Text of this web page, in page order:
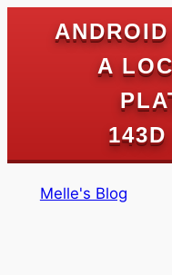
A
Melle's Blog